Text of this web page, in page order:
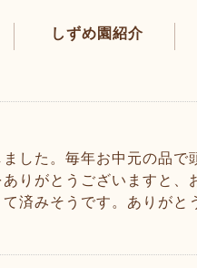
しずめ園紹介
した。毎年お中元の品で
りがとうございますと、
済みそうです。ありがと